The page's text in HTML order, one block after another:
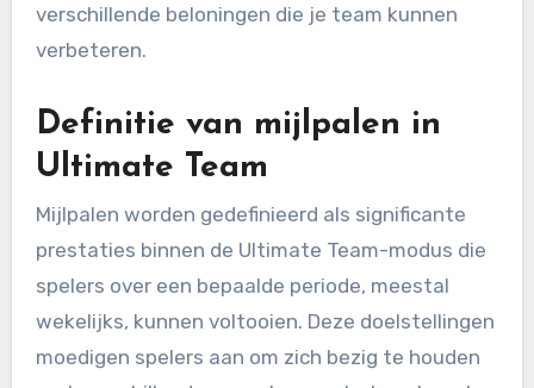
verschillende beloningen die je team kunnen
verbeteren.
Definitie van mijlpalen in
Ultimate Team
Mijlpalen worden gedefinieerd als significante
prestaties binnen de Ultimate Team-modus die
spelers over een bepaalde periode, meestal
wekelijks, kunnen voltooien. Deze doelstellingen
moedigen spelers aan om zich bezig te houden